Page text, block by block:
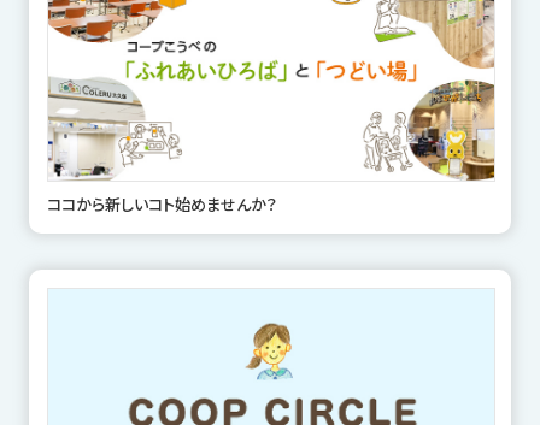
ココから新しいコト始めませんか？